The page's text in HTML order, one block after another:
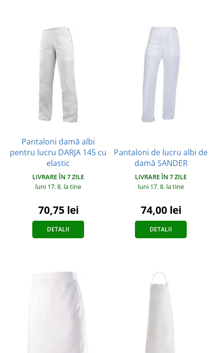
Pantaloni damă albi
pentru lucru DARJA 145 cu
elastic
LIVRARE ÎN 7 ZILE
luni 17. 8. la tine
70,75 lei
DETALII
Pantaloni de lucru albi de
damă SANDER
LIVRARE ÎN 7 ZILE
luni 17. 8. la tine
74,00 lei
DETALII